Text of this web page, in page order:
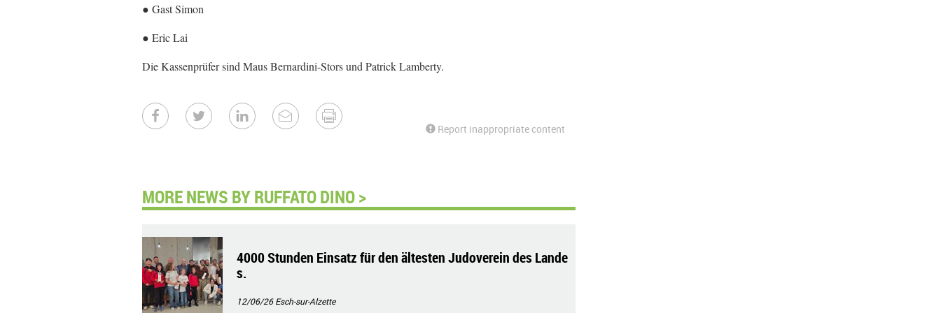
● Gast Simon
● Eric Lai
Die Kassenprüfer sind Maus Bernardini-Stors und Patrick Lamberty.
Report inappropriate content
MORE NEWS BY RUFFATO DINO >
4000 Stunden Einsatz für den ältesten Judoverein des Lande
s.
12/06/26Esch-sur-Alzette